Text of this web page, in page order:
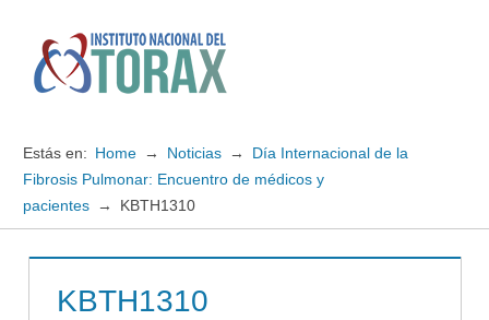
contenido
Instituto
del
TORAX
Estás en: Home Noticias
Día Internacional de la
Fibrosis Pulmonar: Encuentro de médicos y
pacientes
KBTH1310
KBTH1310